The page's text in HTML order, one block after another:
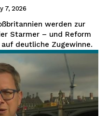
7, 2026
werden zur
Starmer – und Reform
deutliche Zugewinne.